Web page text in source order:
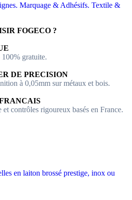
Marquage & Adhésifs. Textile &
FOGECO ?
​gratuite.
DE PRECISION
à 0,05mm sur métaux et bois.
contrôles ​rigoureux basés en France.
en laiton brossé prestige, inox ou